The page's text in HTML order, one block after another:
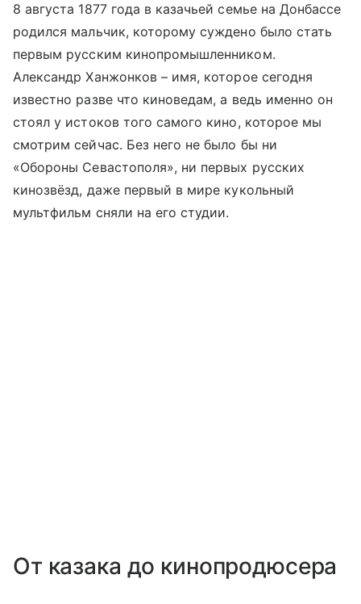
8 августа 1877 года в казачьей семье на Донбассе
родился мальчик, которому суждено было стать
первым русским кинопромышленником.
Александр Ханжонков – имя, которое сегодня
известно разве что киноведам, а ведь именно он
стоял у истоков того самого кино, которое мы
смотрим сейчас. Без него не было бы ни
«Обороны Севастополя», ни первых русских
кинозвёзд, даже первый в мире кукольный
мультфильм сняли на его студии.
От казака до кинопродюсера